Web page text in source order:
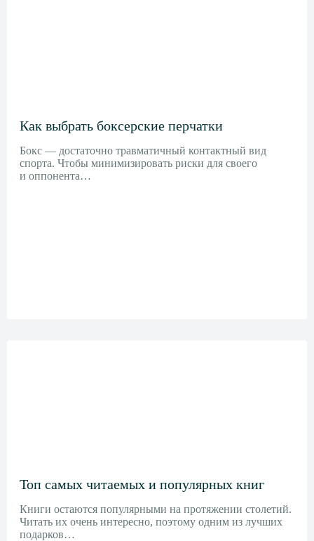
Как выбрать боксерские перчатки
Бокс — достаточно травматичный контактный вид
спорта. Чтобы минимизировать риски для своего
и оппонента…
Топ самых читаемых и популярных книг
Книги остаются популярными на протяжении столетий.
Читать их очень интересно, поэтому одним из лучших
подарков…